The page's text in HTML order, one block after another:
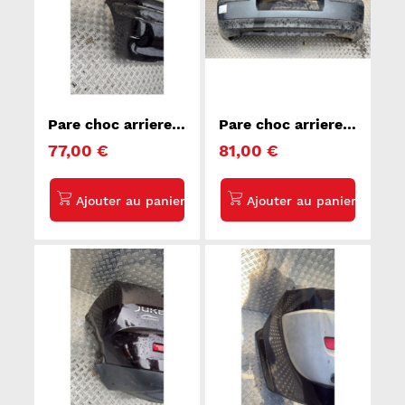
Pare choc arriere
77,00 €
Pare choc arriere
GOLF 4
81,00 €